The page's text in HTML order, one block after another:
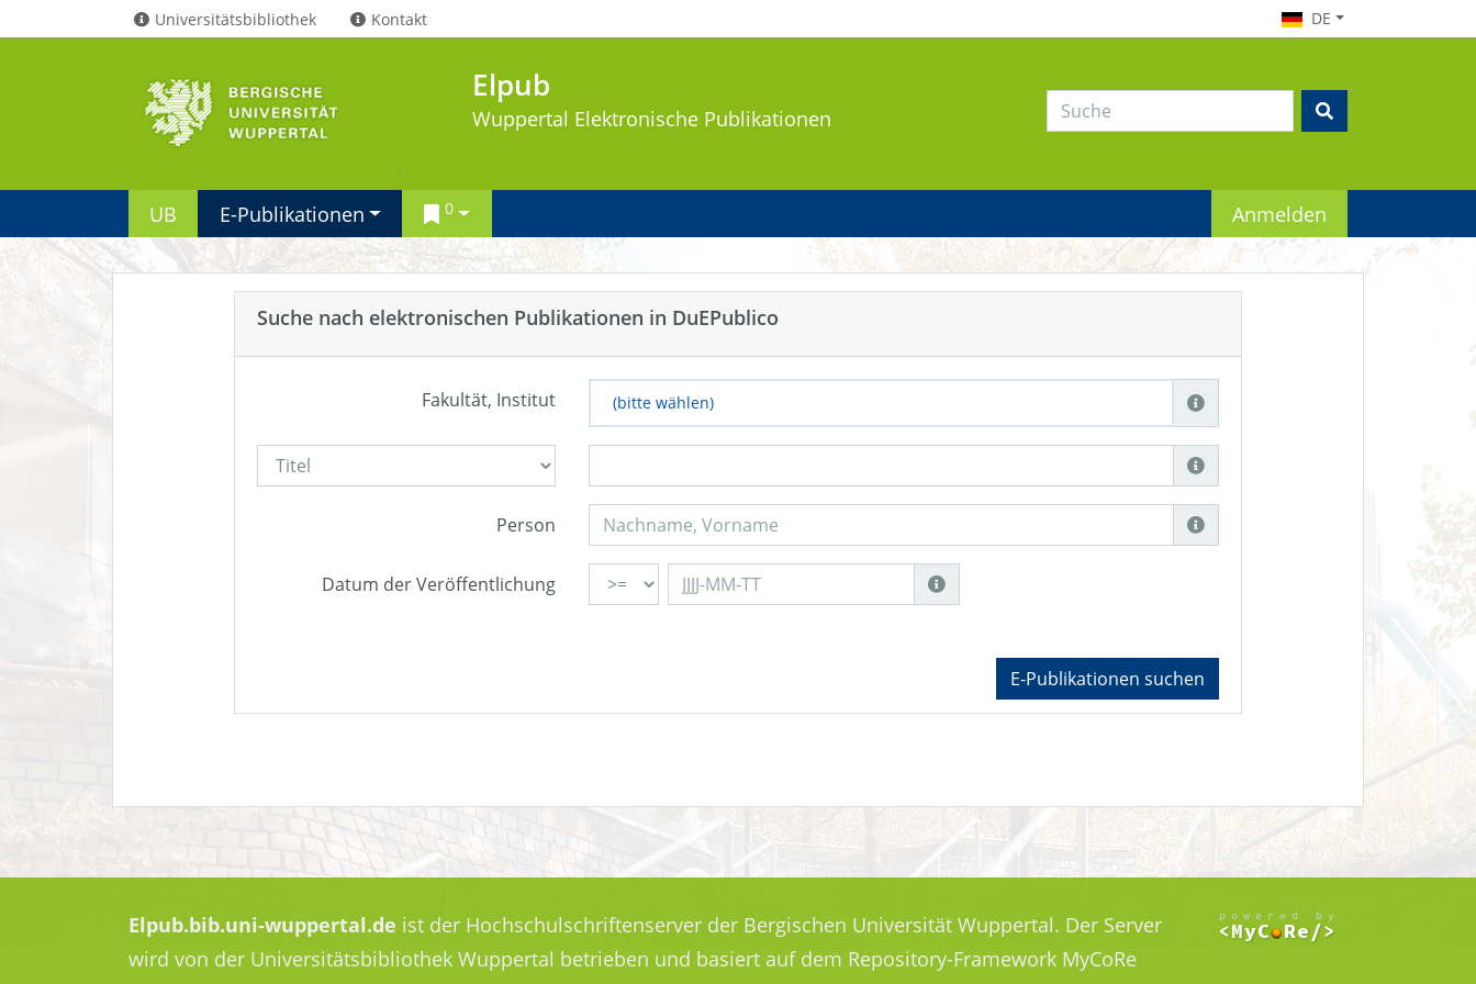
Universitätsbibliothek Kontakt DE
Elpub
Wuppertal Elektronische Publikationen
UB E-Publikationen 0 Anmelden
Suche nach elektronischen Publikationen in DuEPublico
Fakultät, Institut (bitte wählen)
Person
Datum der Veröffentlichung
E-Publikationen suchen
Elpub.bib.uni-wuppertal.de ist der Hochschulschriftenserver der Bergischen Universität Wuppertal. Der Server
wird von der Universitätsbibliothek Wuppertal betrieben und basiert auf dem Repository-Framework MyCoRe